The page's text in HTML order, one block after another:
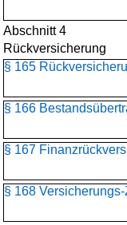
Abschnitt 4
Rückversicherung
§ 165
§ 166
§ 167
§ 168